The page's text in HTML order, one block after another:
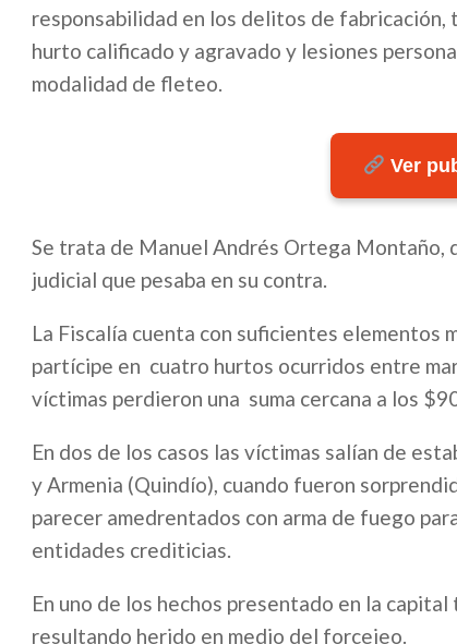
responsabilidad en los delitos de
hurto calificado y agravado y lesiones
modalidad de fleteo.
Ver
Se trata de Manuel Andrés Ortega Montaño,
judicial que pesaba en su contra.
La Fiscalía cuenta con suficientes elementos
partícipe en cuatro hurtos ocurridos entre
víctimas perdieron una suma cercana a los
En dos de los casos las víctimas salían de
y Armenia (Quindío), cuando fueron
parecer amedrentados con arma de fuego
entidades crediticias.
En uno de los hechos presentado en la
resultando herido en medio del forcejeo.